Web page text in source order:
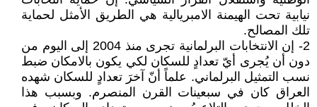
نيابية تحت الهيمنة الامبريالية هي الطريق الأمثل لحماية
تلك المصالح.
2- إن الانتخابات البرلمانية تجرى منذ 2004 إلى اليوم من
دون أن يُجرى أيّ تعدادٍ للسكان لكي يكون بالامكان ضبط
نسب التمثيل البرلماني. علماً أنّ آخرَ تعدادٍ للسكان شهده
العراق كان في سبعينات القرن المنصرم. وبسبب هذا